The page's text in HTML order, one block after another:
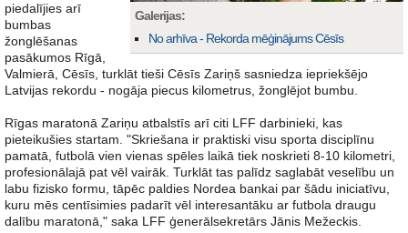
Galerijas:
No arhīva - Rekorda mēģinājums Cēsīs
piedalījies arī
bumbas
žonglēšanas
pasākumos Rīgā,
Valmierā, Cēsīs, turklāt tieši Cēsīs Zariņš sasniedza iepriekšējo
Latvijas rekordu - nogāja piecus kilometrus, žonglējot bumbu.
Rīgas maratonā Zariņu atbalstīs arī citi LFF darbinieki, kas
pieteikušies startam. "Skriešana ir praktiski visu sporta disciplīnu
pamatā, futbolā vien vienas spēles laikā tiek noskrieti 8-10 kilometri,
profesionālajā pat vēl vairāk. Turklāt tas palīdz saglabāt veselību un
labu fizisko formu, tāpēc paldies Nordea bankai par šādu iniciatīvu,
kuru mēs centīsimies padarīt vēl interesantāku ar futbola draugu
dalību maratonā," saka LFF ģenerālsekretārs Jānis Mežeckis.